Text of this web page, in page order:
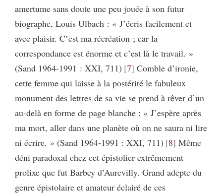
amertume sans doute une peu jouée à son futur
biographe, Louis Ulbach : « J’écris facilement et
avec plaisir. C’est ma récréation ; car la
correspondance est énorme et c’est là le travail. »
(Sand 1964-1991 : XXI, 711) 7 Comble d’ironie,
cette femme qui laisse à la postérité le fabuleux
monument des lettres de sa vie se prend à rêver d’un
au-delà en forme de page blanche : « J’espère après
ma mort, aller dans une planète où on ne saura ni lire
ni écrire. » (Sand 1964-1991 : XXI, 711) 8 Même
déni paradoxal chez cet épistolier extrêmement
prolixe que fut Barbey d’Aurevilly. Grand adepte du
genre épistolaire et amateur éclairé de ces